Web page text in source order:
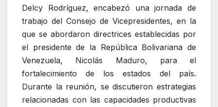
Delcy Rodríguez, encabezó una jornada de
trabajo del Consejo de Vicepresidentes, en la
que se abordaron directrices establecidas por
el presidente de la República Bolivariana de
Venezuela, Nicolás Maduro, para el
fortalecimiento de los estados del país.
Durante la reunión, se discutieron estrategias
relacionadas con las capacidades productivas